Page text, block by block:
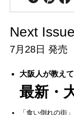
Next
7月28日 発売
大阪人が教え
最新・
「食い倒れの街